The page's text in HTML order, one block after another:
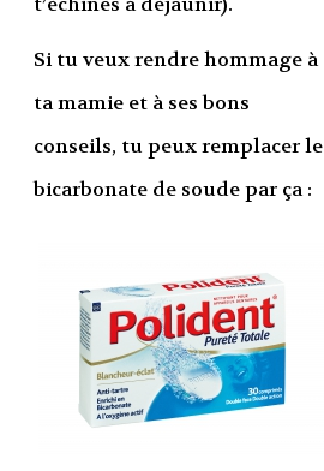
Si tu veux rendre hommage à
ta mamie et à ses bons
conseils, tu peux remplacer le
bicarbonate de soude par ça :